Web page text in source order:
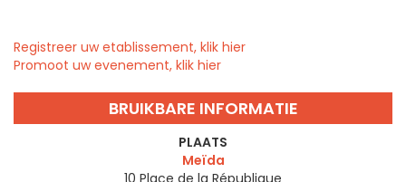
Registreer uw etablissement, klik hier
Promoot uw evenement, klik hier
BRUIKBARE INFORMATIE
PLAATS
Meïda